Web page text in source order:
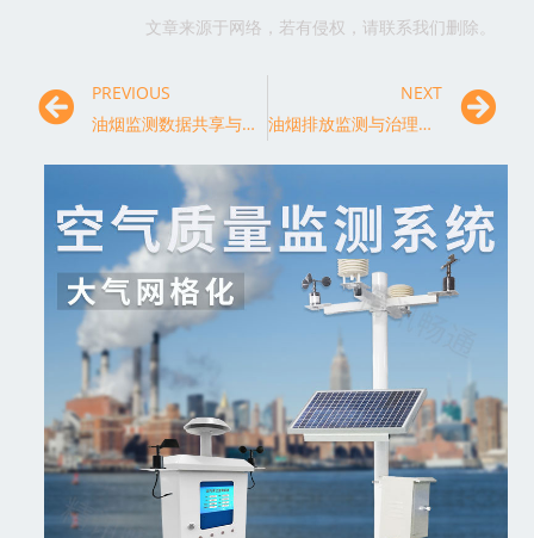
文章来源于网络，若有侵权，请联系我们删除。
PREVIOUS
油烟监测数据共享与应用平台的搭建
NEXT
油烟排放监测与治理技术在酒店与宾馆中的应用探索